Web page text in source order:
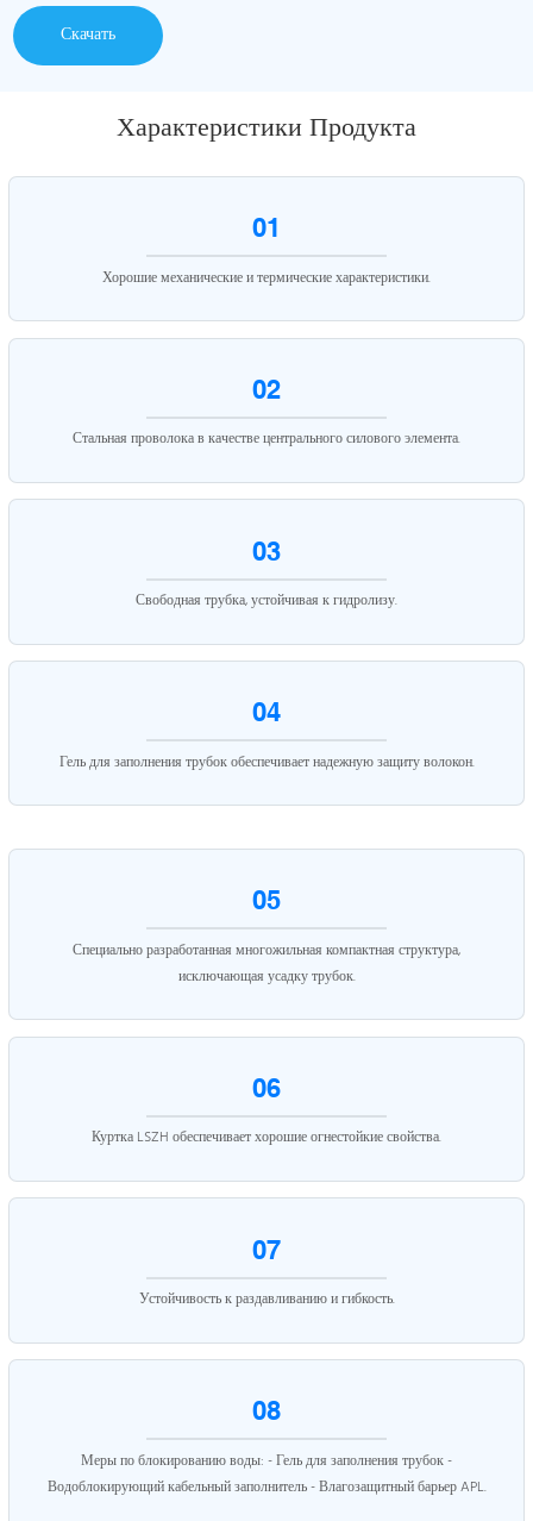
Скачать
Характеристики Продукта
01
Хорошие механические и термические характеристики.
02
Стальная проволока в качестве центрального силового элемента.
03
Свободная трубка, устойчивая к гидролизу.
04
Гель для заполнения трубок обеспечивает надежную защиту волокон.
05
Специально разработанная многожильная компактная структура,
исключающая усадку трубок.
06
Куртка LSZH обеспечивает хорошие огнестойкие свойства.
07
Устойчивость к раздавливанию и гибкость.
08
Меры по блокированию воды: - Гель для заполнения трубок -
Водоблокирующий кабельный заполнитель - Влагозащитный барьер APL.